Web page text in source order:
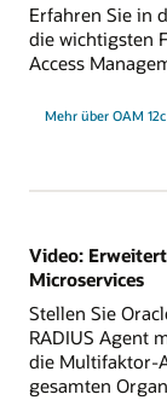
Erfahren Sie in
die wichtigsten
Access
Mehr über OAM
Video:
Microservices
Stellen Sie
RADIUS Agent
die Multifaktor-
gesamten